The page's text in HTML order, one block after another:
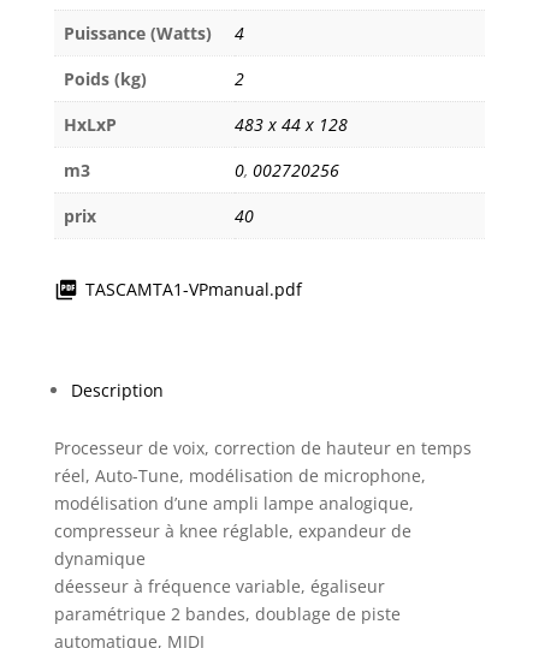
Puissance (Watts)
4
Poids (kg)
2
HxLxP
483 x 44 x 128
m3
0, 002720256
prix
40
TASCAMTA1-VPmanual.pdf
Description
Processeur de voix, correction de hauteur en temps
réel, Auto-Tune, modélisation de microphone,
modélisation d’une ampli lampe analogique,
compresseur à knee réglable, expandeur de
dynamique
déesseur à fréquence variable, égaliseur
paramétrique 2 bandes, doublage de piste
automatique, MIDI